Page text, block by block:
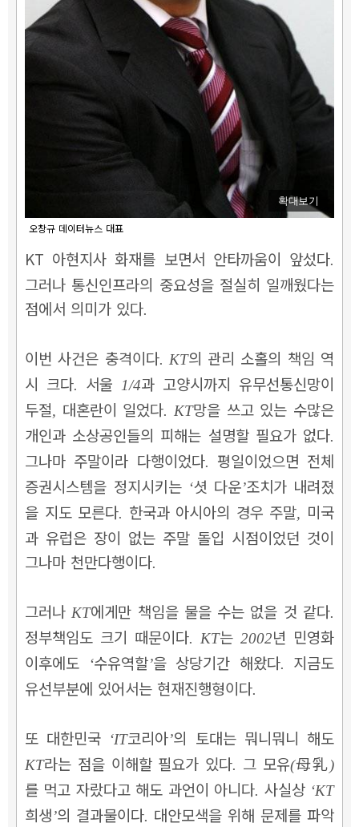
확대보기
오창규 데이터뉴스 대표
KT 아현지사 화재를 보면서 안타까움이 앞섰다.
그러나 통신인프라의 중요성을 절실히 일깨웠다는
점에서 의미가 있다.
이번 사건은 충격이다. KT의 관리 소홀의 책임 역
시 크다. 서울 1/4과 고양시까지 유무선통신망이
두절, 대혼란이 일었다. KT망을 쓰고 있는 수많은
개인과 소상공인들의 피해는 설명할 필요가 없다.
그나마 주말이라 다행이었다. 평일이었으면 전체
증권시스템을 정지시키는 ‘셧 다운’조치가 내려졌
을 지도 모른다. 한국과 아시아의 경우 주말, 미국
과 유럽은 장이 없는 주말 돌입 시점이었던 것이
그나마 천만다행이다.
그러나 KT에게만 책임을 물을 수는 없을 것 같다.
정부책임도 크기 때문이다. KT는 2002년 민영화
이후에도
‘수유역할’을 상당기간 해왔다. 지금도
유선부분에 있어서는 현재진행형이다.
또 대한민국 ‘IT코리아’의 토대는 뭐니뭐니 해도
KT라는 점을 이해할 필요가 있다. 그 모유(母乳)
를 먹고 자랐다고 해도 과언이 아니다. 사실상 ‘KT
희생’의 결과물이다. 대안모색을 위해 문제를 파악